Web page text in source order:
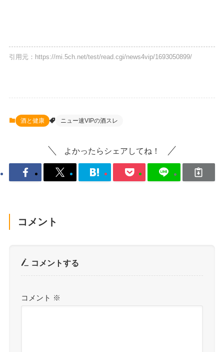
引用元：https://mi.5ch.net/test/read.cgi/news4vip/1693050899/
酒と健康 ニュー速VIPの酒スレ
よかったらシェアしてね！
コメント
コメントする
コメント ※